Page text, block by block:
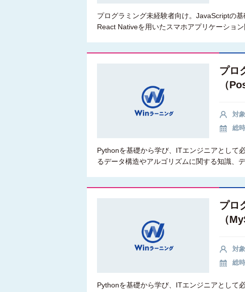
プログラミング未経験者向け。JavaScriptの
React Nativeを用いたスマホアプリケーション
プロ
（
対象
総
Pythonを基礎から学び、ITエンジニアとして
るデータ構造やアルゴリズムに関する知識、
プロ
（
対象
総
Pythonを基礎から学び、ITエンジニアとして